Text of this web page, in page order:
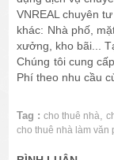
VNREAL chuyên
khác: Nhà phố,
xưởng, kho bãi...
Chúng tôi cung
Phí theo nhu cầu
Tag : cho thuê nhà ,
cho thuê nhà làm văn